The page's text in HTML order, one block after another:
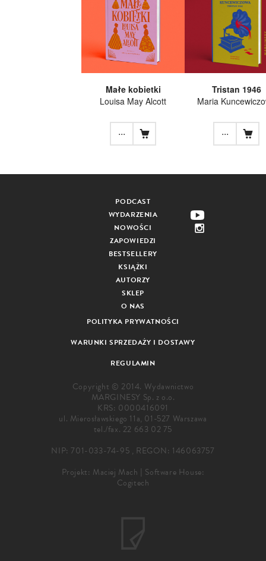
Małe kobietki
Louisa May Alcott
...
Tristan 1946
Maria
...
PODCAST
WYDARZENIA
NOWOŚCI
ZAPOWIEDZI
BESTSELLERY
KSIĄŻKI
AUTORZY
SKLEP
O NAS
POLITYKA PRYWATNOŚCI
WARUNKI SPRZEDAŻY I DOSTAWY
REGULAMIN
Copyright © 2014. Wydawnictwo
MARGINESY Sp. z o.o.
KRS: 0000416091
ul. Mierosławskiego 11a, 01-527 Warszawa
tel./fax. 22 663 02 75
NIP: 701-033-74-95 , REGON: 146063757
Projekt: Maciej Mach | Software House:
Cogitech